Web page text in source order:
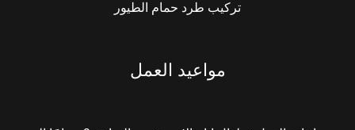
تركيب طرد حمام الطيور
مواعيد العمل